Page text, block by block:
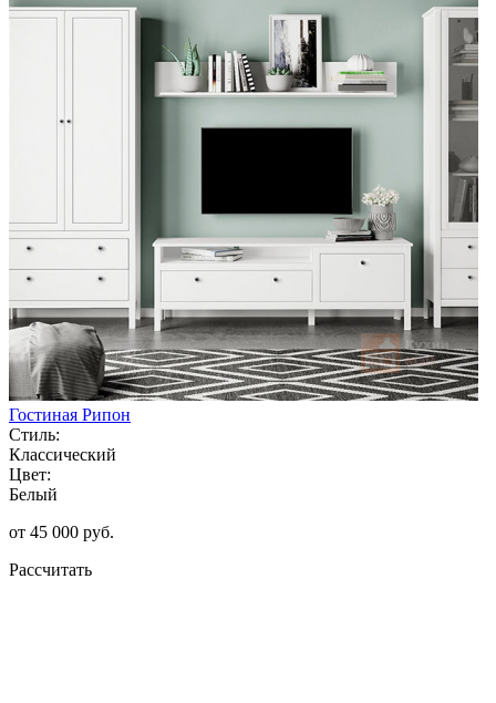
Гостиная Рипон
Стиль:
Классический
Цвет:
Белый
от 45 000 руб.
Рассчитать